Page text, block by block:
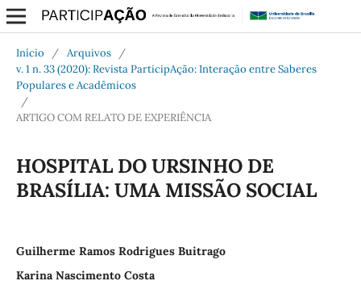
Início / Arquivos
/
v. 1 n. 33 (2020): Revista ParticipAção: Interação entre Saberes
Populares e Acadêmicos
/
ARTIGO COM RELATO DE EXPERIÊNCIA
HOSPITAL DO URSINHO DE
BRASÍLIA: UMA MISSÃO SOCIAL
Guilherme Ramos Rodrigues Buitrago
Karina Nascimento Costa